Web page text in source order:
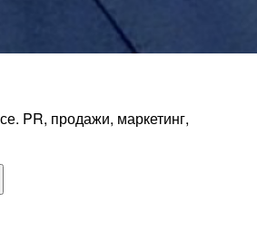
PR, продажи, маркетинг,